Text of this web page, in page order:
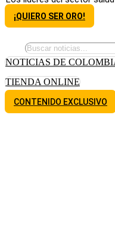
¡QUIERO SER ORO!
NOTICIAS DE
TIENDA ONLINE
CONTENIDO EXCLUSIVO